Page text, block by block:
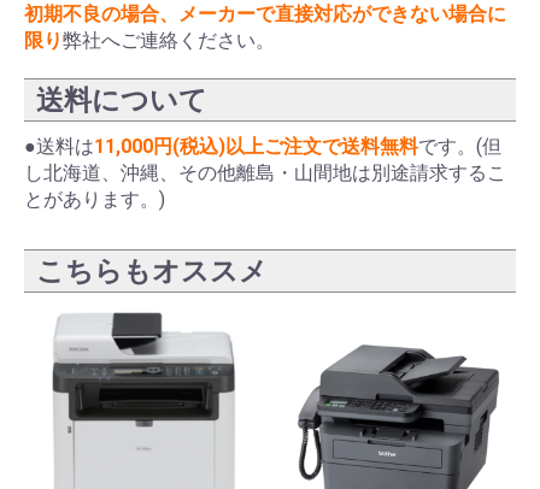
初期不良の場合、メーカーで直接対応ができない場合に
限り弊社へご連絡ください。
送料について
●送料は11,000円(税込)以上ご注文で送料無料です。(但
し北海道、沖縄、その他離島・山間地は別途請求するこ
とがあります。)
こちらもオススメ